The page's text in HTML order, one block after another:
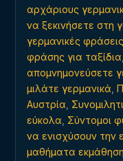
αρχάριους
να ξεκινήσετε στη
γερμανικές φράσεις
φράσης για ταξίδια
απομνημονεύσετε
μιλάτε γερμανικά
Αυστρία
εύκολα Σύντομοι
να ενισχύσουν την
μαθήματα